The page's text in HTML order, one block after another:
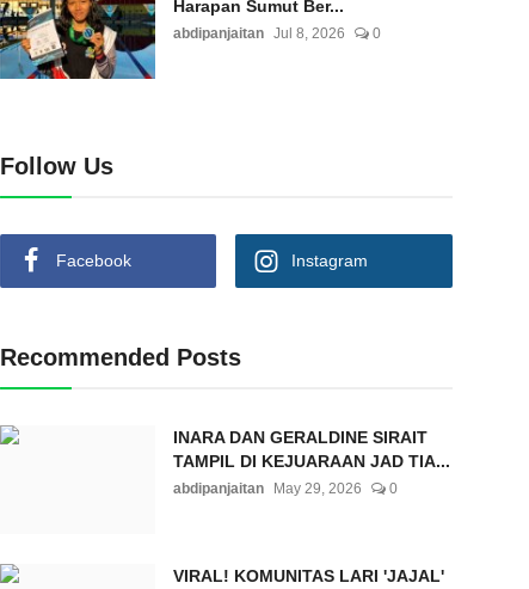
Harapan Sumut Ber...
abdipanjaitan Jul 8, 2026 0
Follow Us
Facebook Instagram
Recommended Posts
INARA DAN GERALDINE SIRAIT
TAMPIL DI KEJUARAAN JAD TIA...
abdipanjaitan May 29, 2026 0
VIRAL! KOMUNITAS LARI 'JAJAL'